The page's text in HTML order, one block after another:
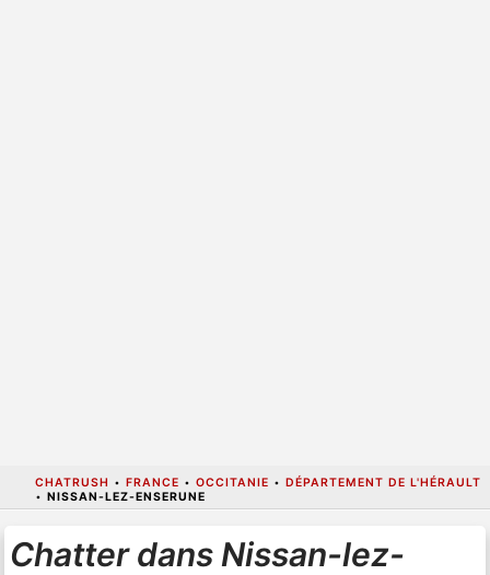
CHATRUSH • FRANCE • OCCITANIE • DÉPARTEMENT DE L'HÉRAULT
• NISSAN-LEZ-ENSERUNE
Chatter dans Nissan-lez-